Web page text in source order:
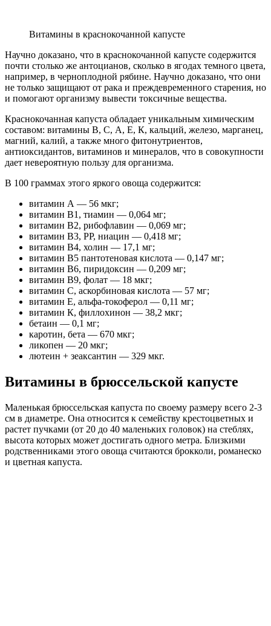
Витамины в краснокочанной капусте
Научно доказано, что в краснокочанной капусте содержится
почти столько же антоцианов, сколько в ягодах темного цвета,
например, в черноплодной рябине. Научно доказано, что они
не только защищают от рака и преждевременного старения, но
и помогают организму вывести токсичные вещества.
Краснокочанная капуста обладает уникальным химическим
составом: витамины В, С, А, Е, К, кальций, железо, марганец,
магний, калий, а также много фитонутриентов,
антиоксидантов, витаминов и минералов, что в совокупности
дает невероятную пользу для организма.
В 100 граммах этого яркого овоща содержится:
витамин А — 56 мкг;
витамин B1, тиамин — 0,064 мг;
витамин B2, рибофлавин — 0,069 мг;
витамин B3, PP, ниацин — 0,418 мг;
витамин B4, холин — 17,1 мг;
витамин B5 пантотеновая кислота — 0,147 мг;
витамин B6, пиридоксин — 0,209 мг;
витамин B9, фолат — 18 мкг;
витамин С, аскорбиновая кислота — 57 мг;
витамин Е, альфа-токоферол — 0,11 мг;
витамин К, филлохинон — 38,2 мкг;
бетаин — 0,1 мг;
каротин, бета — 670 мкг;
ликопен — 20 мкг;
лютеин + зеаксантин — 329 мкг.
Витамины в брюссельской капусте
Маленькая брюссельская капуста по своему размеру всего 2-3
см в диаметре. Она относится к семейству крестоцветных и
растет пучками (от 20 до 40 маленьких головок) на стеблях,
высота которых может достигать одного метра. Близкими
родственниками этого овоща считаются брокколи, романеско
и цветная капуста.